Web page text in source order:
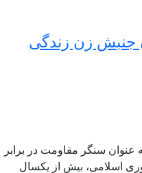
جنبش زن زندگی
عنوان سنگر‌‌ مقاومت در برابر
اسلامی، بیش از یکسال